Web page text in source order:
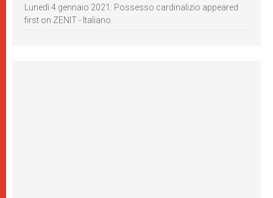
Lunedì 4 gennaio 2021: Possesso cardinalizio appeared
first on ZENIT - Italiano.